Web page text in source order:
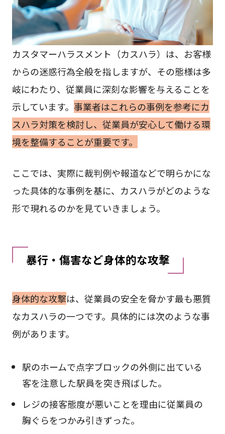
カスタマーハラスメント（カスハラ）は、お客様
からの迷惑行為全般を指しますが、その態様は多
岐にわたり、従業員に深刻な影響を与えることを
示しています。 事業者はこれらの事例を参考にカ
スハラ対策を検討し、従業員が安心して働ける環
境を整備することが重要です。
ここでは、実際に裁判例や報道などで明らかにな
った具体的な事例を基に、カスハラがどのような
形で現れるのかを見ていきましょう。
暴行・傷害など身体的な攻撃
身体的な攻撃は、従業員の安全を脅かす最も悪質
なカスハラの一つです。具体的には次のような事
例があります。
駅のホームで点字ブロックの外側に出ている
客を注意した駅員を突き飛ばした。
レジの接客態度が悪いことを理由に従業員の
胸ぐらをつかみ引きずった。